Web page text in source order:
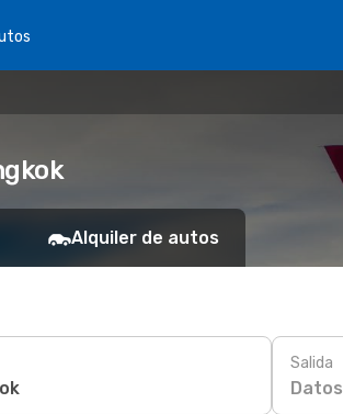
Alquiler de autos
Salida
Datos